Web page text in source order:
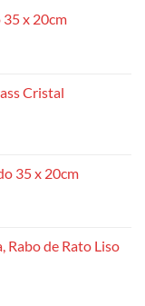
35 x 20cm
Cristal
35 x 20cm
Rabo de Rato Liso